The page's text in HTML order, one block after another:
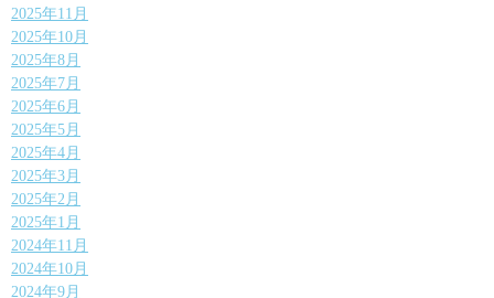
2025年11月
2025年10月
2025年8月
2025年7月
2025年6月
2025年5月
2025年4月
2025年3月
2025年2月
2025年1月
2024年11月
2024年10月
2024年9月